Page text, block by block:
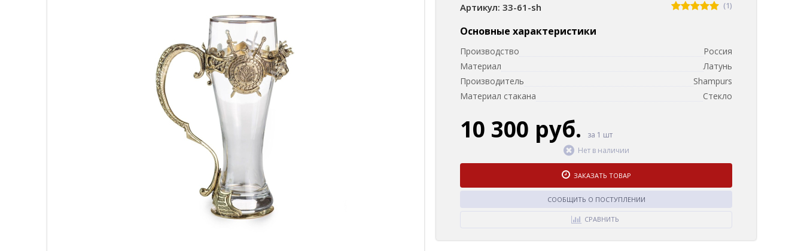
Артикул: 33-61-sh (1)
Основные характеристики
Производство
Россия
Материал
Латунь
Производитель
Shampurs
Материал стакана
Стекло
10 300 руб.
за 1 шт
Нет в наличии
ЗАКАЗАТЬ ТОВАР
СООБЩИТЬ О ПОСТУПЛЕНИИ
СРАВНИТЬ